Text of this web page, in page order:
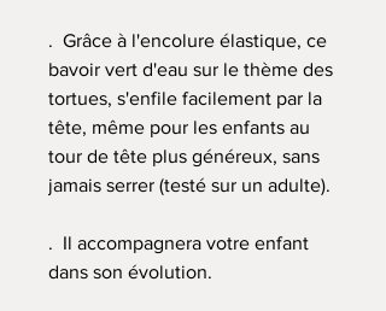
. Grâce à l'encolure élastique, ce
bavoir vert d'eau sur le thème des
tortues, s'enfile facilement par la
tête, même pour les enfants au
tour de tête plus généreux, sans
jamais serrer (testé sur un adulte).
. Il accompagnera votre enfant
dans son évolution.